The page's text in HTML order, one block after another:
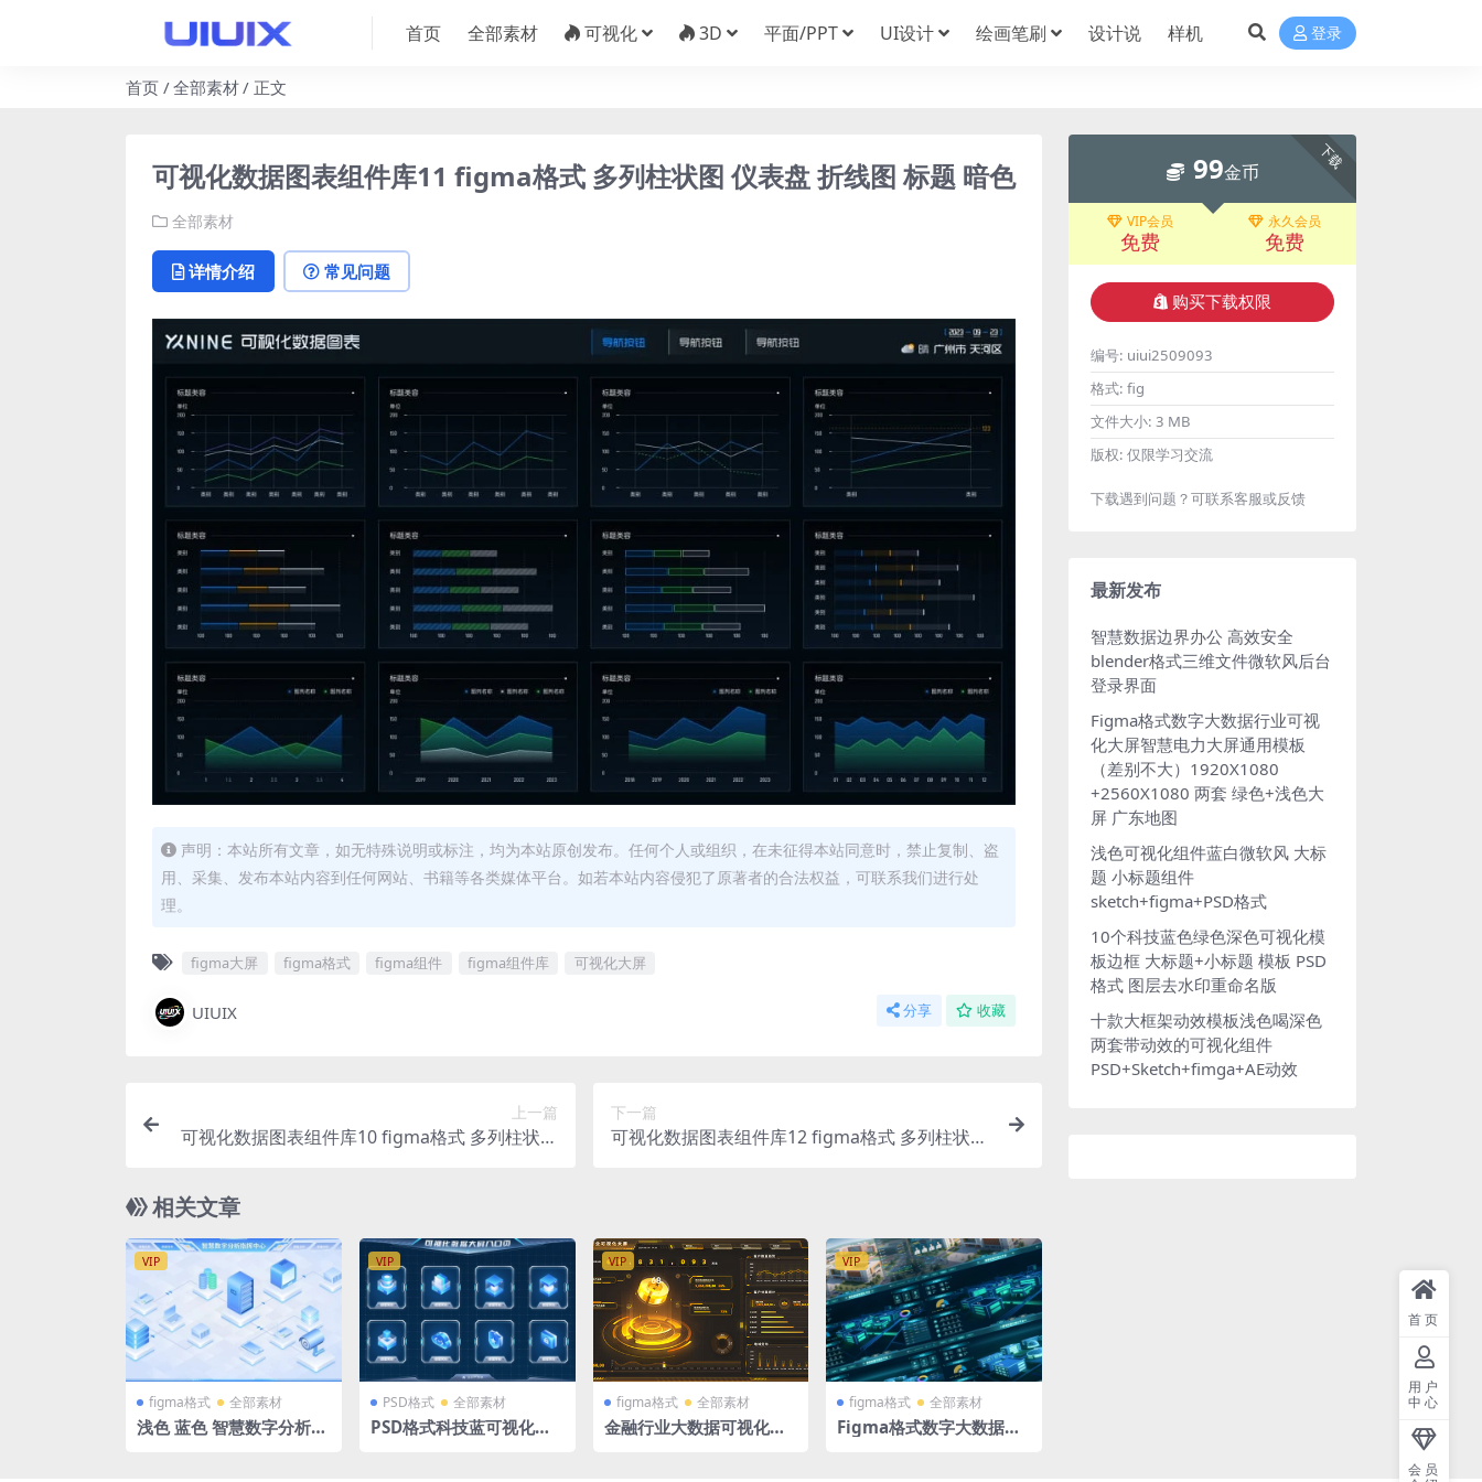
首页 全部素材 可视化 3D 平面/PPT UI设计 绘画笔刷 设计说 样机 登录
首页 全部素材 正文
可视化数据图表组件库11 figma格式 多列柱状图 仪表盘 折线图 标题 暗色
全部素材
详情介绍 常见问题
声明：本站所有文章，如无特殊说明或标注，均为本站原创发布。任何个人或组织，在未征得本站同意时，禁止复制、盗
用、采集、发布本站内容到任何网站、书籍等各类媒体平台。如若本站内容侵犯了原著者的合法权益，可联系我们进行处
理。
figma大屏 figma格式 figma组件 figma组件库 可视化大屏
UIUIX 分享 收藏
上一篇
可视化数据图表组件库10 figma格式 多列柱状图
下一篇
可视化数据图表组件库12 figma格式 多列柱状图
相关文章
VIP
figma格式 全部素材
浅色 蓝色 智慧数字分析指
VIP
PSD格式 全部素材
PSD格式科技蓝可视化入
VIP
figma格式 全部素材
金融行业大数据可视化大
VIP
figma格式 全部素材
Figma格式数字大数据行
下载
99金币
VIP会员
免费
永久会员
免费
购买下载权限
编号: uiui2509093
格式: fig
文件大小: 3 MB
版权: 仅限学习交流
下载遇到问题？可联系客服或反馈
最新发布
智慧数据边界办公 高效安全
blender格式三维文件微软风后台
登录界面
Figma格式数字大数据行业可视
化大屏智慧电力大屏通用模板
（差别不大）1920X1080
+2560X1080 两套 绿色+浅色大
屏 广东地图
浅色可视化组件蓝白微软风 大标
题 小标题组件
sketch+figma+PSD格式
10个科技蓝色绿色深色可视化模
板边框 大标题+小标题 模板 PSD
格式 图层去水印重命名版
十款大框架动效模板浅色喝深色
两套带动效的可视化组件
PSD+Sketch+fimga+AE动效
首页
用户
中心
会员